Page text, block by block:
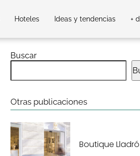
Hoteles Ideas y tendencias +
Buscar
Otras publicaciones
Boutique Lladró